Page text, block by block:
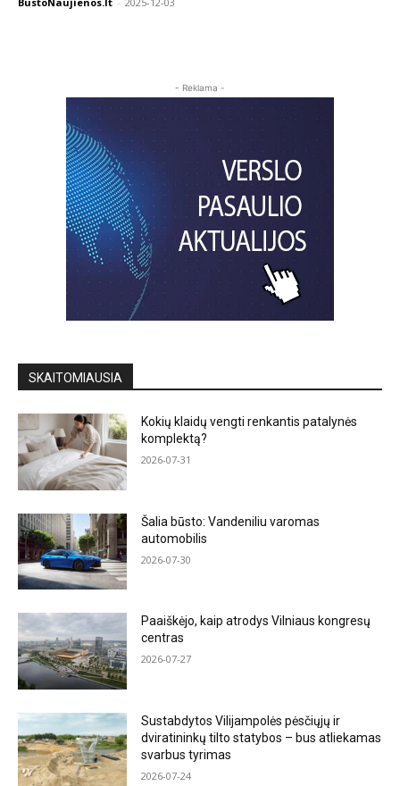
- Reklama -
SKAITOMIAUSIA
Kokių klaidų vengti renkantis patalynės
komplektą?
2026-07-31
Šalia būsto: Vandeniliu varomas
automobilis
2026-07-30
Paaiškėjo, kaip atrodys Vilniaus kongresų
centras
2026-07-27
Sustabdytos Vilijampolės pėsčiųjų ir
dviratininkų tilto statybos – bus atliekamas
svarbus tyrimas
2026-07-24